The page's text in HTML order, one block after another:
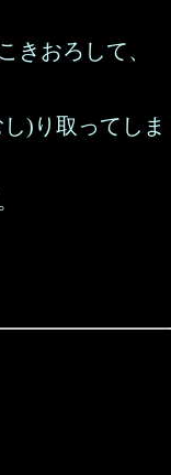
きおろして、
)り取ってしま